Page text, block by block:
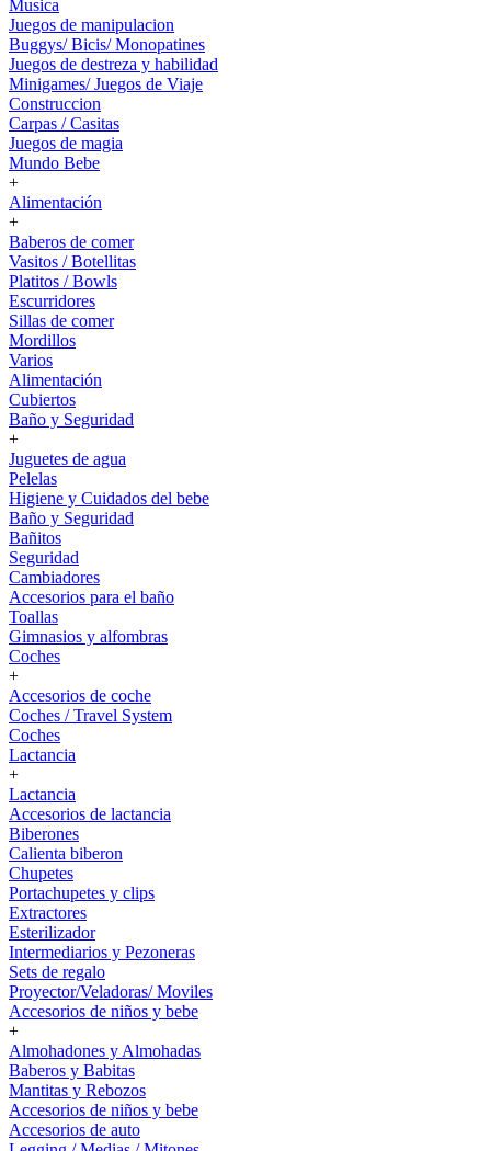
Musica
Juegos de manipulacion
Buggys/ Bicis/ Monopatines
Juegos de destreza y habilidad
Minigames/ Juegos de Viaje
Construccion
Carpas / Casitas
Juegos de magia
Mundo Bebe
+
Alimentación
+
Baberos de comer
Vasitos / Botellitas
Platitos / Bowls
Escurridores
Sillas de comer
Mordillos
Varios
Alimentación
Cubiertos
Baño y Seguridad
+
Juguetes de agua
Pelelas
Higiene y Cuidados del bebe
Baño y Seguridad
Bañitos
Seguridad
Cambiadores
Accesorios para el baño
Toallas
Gimnasios y alfombras
Coches
+
Accesorios de coche
Coches / Travel System
Coches
Lactancia
+
Lactancia
Accesorios de lactancia
Biberones
Calienta biberon
Chupetes
Portachupetes y clips
Extractores
Esterilizador
Intermediarios y Pezoneras
Sets de regalo
Proyector/Veladoras/ Moviles
Accesorios de niños y bebe
+
Almohadones y Almohadas
Baberos y Babitas
Mantitas y Rebozos
Accesorios de niños y bebe
Accesorios de auto